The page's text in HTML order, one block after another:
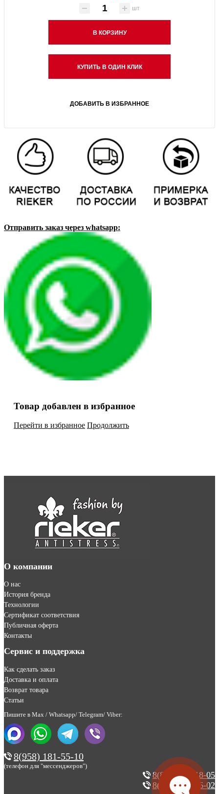
шт
В КОРЗИНУ
КУПИТЬ В ОДИН КЛИК
ДОБАВИТЬ В ИЗБРАННОЕ
Отправить заказ через whatsapp:
Товар добавлен в избранное
Перейти в избранное Продолжить
О компании
О нас
История бренда
Технологии
Сертификат соответствия
Публичная оферта
Контакты
Сервис и поддержка
Как сделать заказ
Доставка и оплата
Возврат товара
Статьи
Пишите в Max / Whatsapp/ Telegram/ Viber:
8(958) 181-55-10
(телефон для "мессенджеров")
8(800) 200-18-05
8(495) 123-46-02